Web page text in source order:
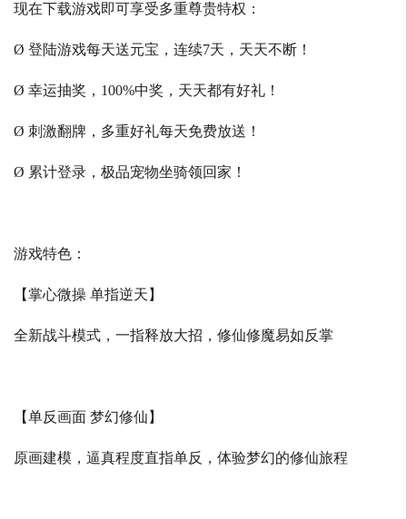
现在下载游戏即可享受多重尊贵特权：
Ø 登陆游戏每天送元宝，连续7天，天天不断！
Ø 幸运抽奖，100%中奖，天天都有好礼！
Ø 刺激翻牌，多重好礼每天免费放送！
Ø 累计登录，极品宠物坐骑领回家！
游戏特色：
【掌心微操 单指逆天】
全新战斗模式，一指释放大招，修仙修魔易如反掌
【单反画面 梦幻修仙】
原画建模，逼真程度直指单反，体验梦幻的修仙旅程